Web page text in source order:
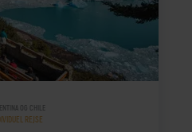
OG CHILE
REJSE